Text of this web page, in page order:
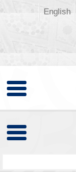
English